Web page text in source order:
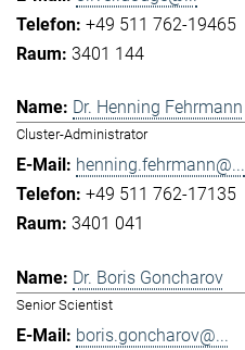
+49 511 762-19465
3401 144
Dr. Henning Fehrmann
Cluster-Administrator
henning.fehrmann@...
+49 511 762-17135
3401 041
Dr. Boris Goncharov
Senior Scientist
boris.goncharov@...